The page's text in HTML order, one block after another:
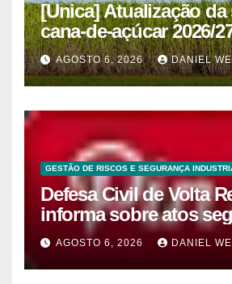
[Unica] Atualização da
cana-de-açúcar 2026/
quinzenas de junho
AGOSTO 6, 2026 DANIEL
GESTÃO DE RISCOS E SEGURANÇA
Defesa Civil de Volta
informa sobre atos
conta de efeitos
previstos até domingo
AGOSTO 6, 2026 DANIEL